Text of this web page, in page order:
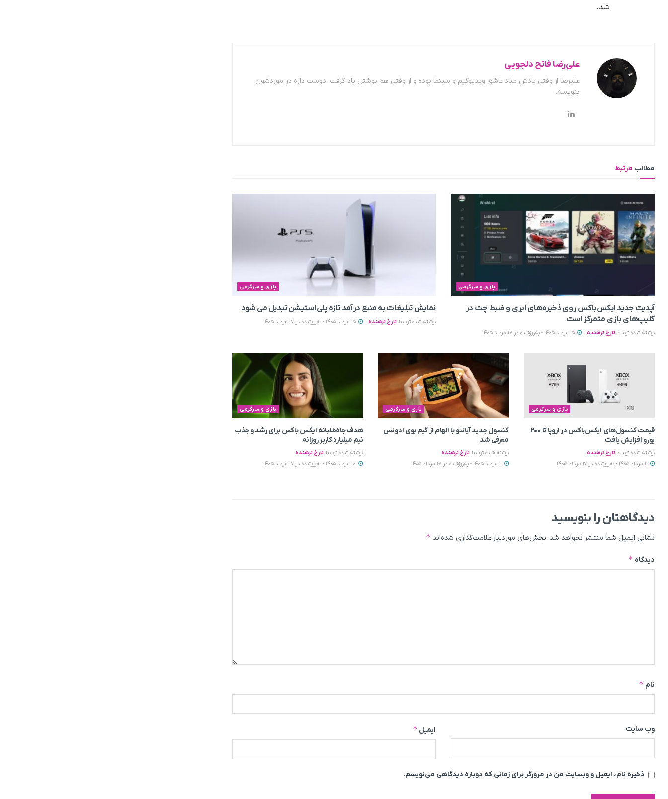
شد.
علی‌رضا فاتح دلجویی
علیرضا از وقتی یادش میاد عاشق ویدیوگیم و سینما بوده و از وقتی هم نوشتن یاد گرفت، دوست داره در موردشون
بنویسه.
مطالب مرتبط
بازی و سرگرمی
آپدیت جدید ایکس‌باکس روی ذخیره‌های ابری و ضبط چت در
کلیپ‌های بازی متمرکز است
نوشته شده توسط تارخ ترهنده
بازی و سرگرمی
نمایش تبلیغات به منبع درآمد تازه پلی‌استیشن تبدیل می‌ شود
نوشته شده توسط تارخ ترهنده
بازی و سرگرمی
قیمت کنسول‌های ایکس‌باکس در اروپا تا ۲۰۰
یورو افزایش یافت
نوشته شده توسط تارخ ترهنده
بازی و سرگرمی
کنسول جدید آیانئو با الهام از گیم بوی ادونس
معرفی شد
نوشته شده توسط تارخ ترهنده
بازی و سرگرمی
هدف جاه‌طلبانه ایکس باکس برای رشد و جذب
نیم میلیارد کاربر روزانه
نوشته شده توسط تارخ ترهنده
دیدگاهتان را بنویسید
نشانی ایمیل شما منتشر نخواهد شد. بخش‌های موردنیاز علامت‌گذاری شده‌اند *
دیدگاه *
نام *
ایمیل * وب‌ سایت
ذخیره نام، ایمیل و وبسایت من در مرورگر برای زمانی که دوباره دیدگاهی می‌نویسم.